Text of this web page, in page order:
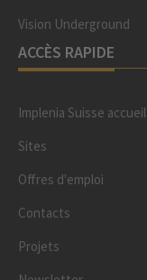
Vision Underground
ACCÈS RAPIDE
Implenia Suisse accueil
Sites
Offres d'emploi
Contacts
Projets